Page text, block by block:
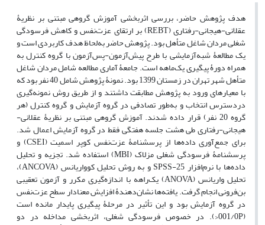
هدف پژوهش حاضر، بررسی اثربخشی آموزش گروهی مبتنی بر نظریۀ
عقلانی-هیجانی-رفتاری (REBT) بر ارتقای عزت‌نفس و کاهش فرسودگی
شغلی مردان شاغل متأهل بود. پژوهش حاضر به‌لحاظ هدف کاربردی است و
یک مطالعۀ شبه‌آزمایشی با طرح پیش‌آزمون-پس‌آزمون با گروه کنترل به
همراه دورۀ پیگیری یک‌ماهه است. جامعۀ آماری مطالعه شامل مردان شاغل
متأهل شهر تهران در زمستان 1399 بود. نمونۀ پژوهش شامل 40 نفر بود که
با معیارهای ورود به پژوهش مطابقت داشتند و از طریق روش نمونه‌گیری
دردسترس انتخاب و به‌طور تصادفی در گروه آزمایش و گروه کنترل (هر
گروه 20 نفر) قرار داده شدند. آموزش گروهی مبتنی بر نظریۀ عقلانی-
هیجانی-رفتاری طی هشت جلسه هفتگی فقط در گروه آزمایش اعمال شد.
برای جمع‌آوری داده‌ها از پرسشنامۀ عزت‌نفس کوپر اسمیت (CSEI) و
پرسشنامۀ فرسودگی شغلی مزلاک (MBI) استفاده شد. تجزیه و تحلیل
داده‌ها با نرم‌افزار SPSS-25 و به روش تحلیل کوواریانس (ANCOVA)،
تحلیل واریانس (ANOVA) یک‌راهه با اندازه‌گیری مکرر و آزمون تعقیبی
بن‌فرونی انجام گرفت. یافته‌ها نشان‌دهندۀ افزایش معنادار سطح عزت‌نفس
در گروه آزمایش بود و این تأثیر در مرحلۀ پیگیری پایدار مانده است
(001/0P<). در خصوص فرسودگی شغلی، اثربخشی مداخله در دو